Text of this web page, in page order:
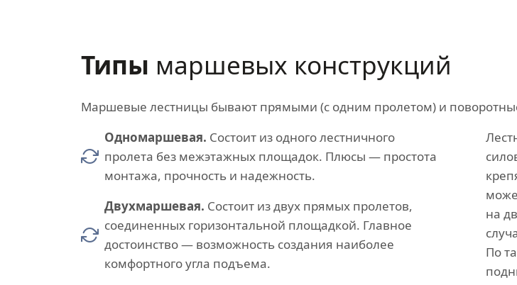
Типы маршевых конструкций
Маршевые лестницы бывают прямыми (с одним пролетом) и
Одномаршевая. Состоит из одного лестничного
пролета без межэтажных площадок. Плюсы — простота
монтажа, прочность и надежность.
Двухмаршевая. Состоит из двух прямых пролетов,
соединенных горизонтальной площадкой. Главное
достоинство — возможность создания наиболее
комфортного угла подъема.
на
По